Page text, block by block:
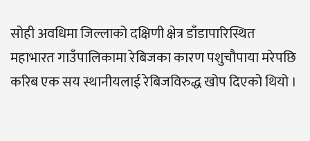
सोही अवधिमा जिल्लाको दक्षिणी क्षेत्र डाँडापारिस्थित
महाभारत गाउँपालिकामा रेबिजका कारण पशुचौपाया मरेपछि
करिब एक सय स्थानीयलाई रेबिजविरुद्ध खोप दिएको थियो ।